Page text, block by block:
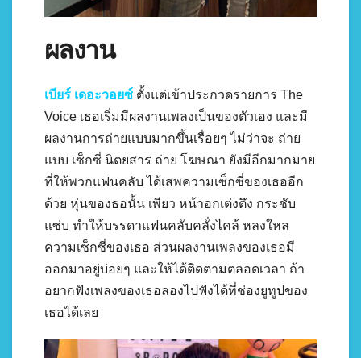
ผลงาน
เบียร์ เดอะวอยซ์ ตั้งแต่เข้าประกวดรายการ The
Voice เธอเริ่มมีผลงานเพลงเป็นของตัวเอง และมี
ผลงานการถ่ายแบบมากขึ้นเรื่อยๆ ไม่ว่าจะ ถ่าย
แบบ เซ็กซี่ นิตยสาร ถ่าย โฆษณา ยังมีอีกมากมาย
ที่ให้พวกแฟนคลับ ได้เสพความเซ็กซี่ของเธออีก
ด้วย หุ่นของธอนั้น เพียว หน้าอกเต่งตึง กระชับ
แซ่บ ทำให้บรรดาแฟนคลับคลั่งไคล้ หลงใหล
ความเซ็กซี่ของเธอ ส่วนผลงานเพลงของเธอมี
ออกมาอยู่บ่อยๆ และให้ได้ติดตามตลอดเวลา ถ้า
อยากฟังเพลงของเธอลองไปฟังได้ที่ช่องยูทูปของ
เธอได้เลย